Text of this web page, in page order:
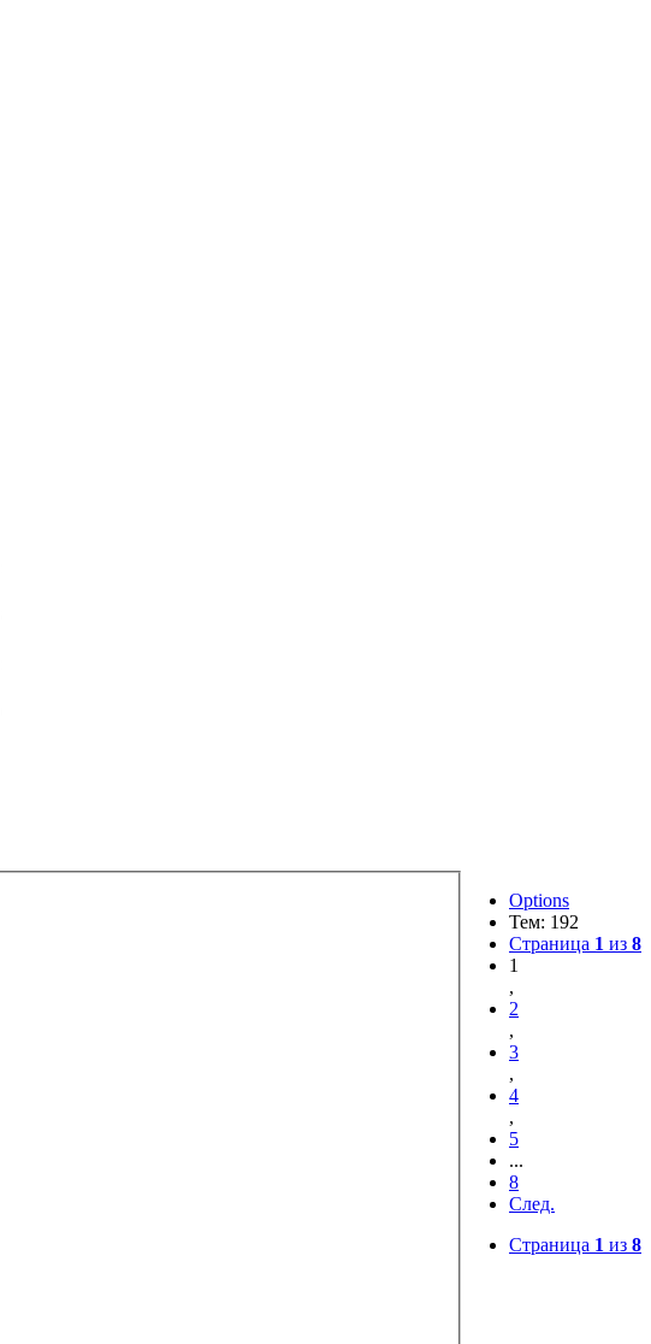
Options
Тем: 192
Страница 1 из 8
1
,
2
,
3
,
4
,
5
...
8
След.
Страница 1 из 8